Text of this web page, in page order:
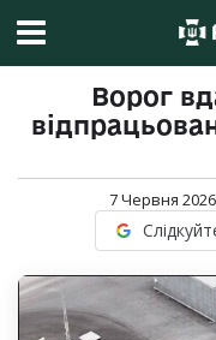
Ворог
7 Червня